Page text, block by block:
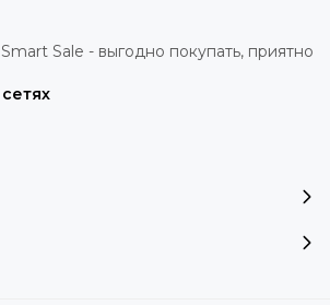
Sale - выгодно покупать, приятно